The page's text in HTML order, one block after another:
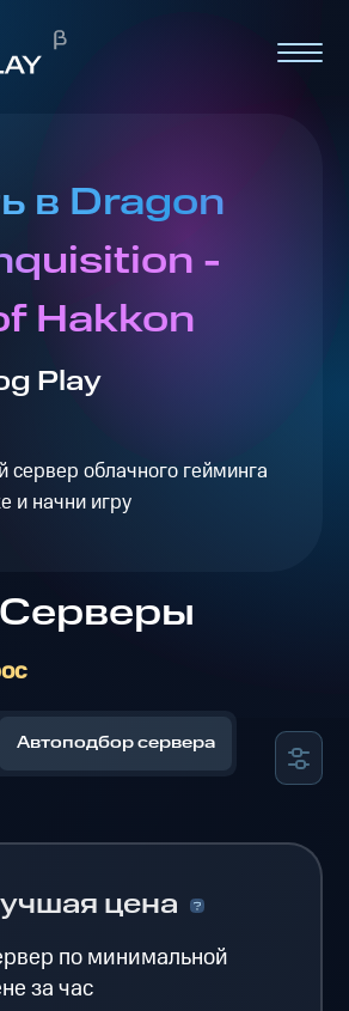
в Dragon
-
Hakkon
Play
облачного гейминга
и начни игру
Серверы
Автоподбор сервера
цена
по минимальной
за час